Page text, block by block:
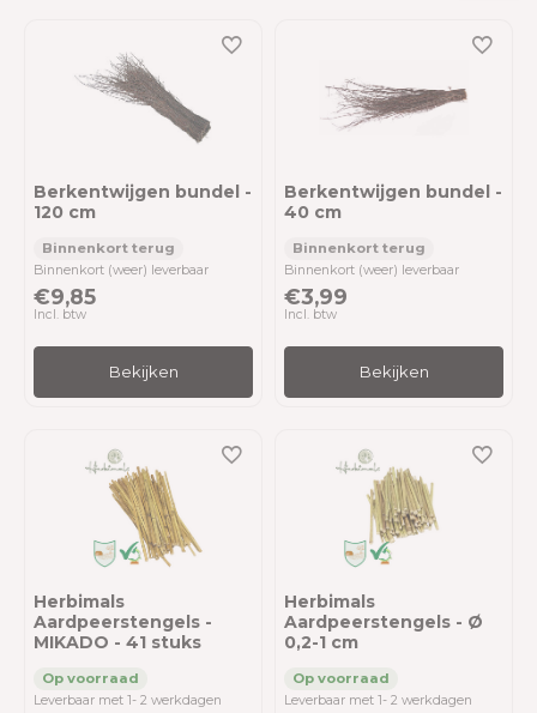
Berkentwijgen bundel -
120 cm
Binnenkort (weer) leverbaar
€9,85
Incl. btw
Bekijken
Berkentwijgen bundel -
40 cm
Binnenkort (weer) leverbaar
€3,99
Incl. btw
Bekijken
Herbimals
Aardpeerstengels -
MIKADO - 41 stuks
Leverbaar met 1- 2 werkdagen
Herbimals
Aardpeerstengels - Ø
0,2-1 cm
Leverbaar met 1- 2 werkdagen